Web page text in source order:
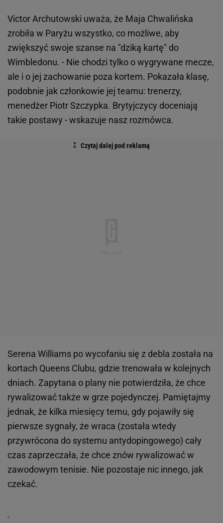
Victor Archutowski uważa, że Maja Chwalińska
zrobiła w Paryżu wszystko, co możliwe, aby
zwiększyć swoje szanse na "dziką kartę" do
Wimbledonu. - Nie chodzi tylko o wygrywane mecze,
ale i o jej zachowanie poza kortem. Pokazała klasę,
podobnie jak członkowie jej teamu: trenerzy,
menedżer Piotr Szczypka. Brytyjczycy doceniają
takie postawy - wskazuje nasz rozmówca.
Serena Williams po wycofaniu się z debla została na
kortach Queens Clubu, gdzie trenowała w kolejnych
dniach. Zapytana o plany nie potwierdziła, że chce
rywalizować także w grze pojedynczej. Pamiętajmy
jednak, że kilka miesięcy temu, gdy pojawiły się
pierwsze sygnały, że wraca (została wtedy
przywrócona do systemu antydopingowego) cały
czas zaprzeczała, że chce znów rywalizować w
zawodowym tenisie. Nie pozostaje nic innego, jak
czekać.